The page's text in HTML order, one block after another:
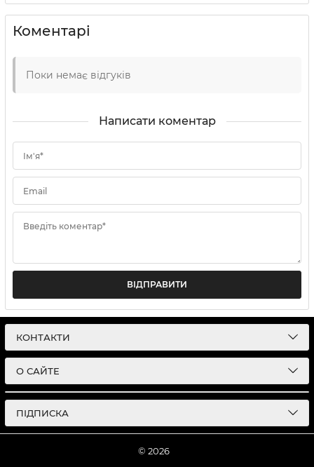
Коментарі
Поки немає відгуків
Написати коментар
Ім'я*
Email
Введіть коментар*
ВІДПРАВИТИ
КОНТАКТИ
О САЙТЕ
ПІДПИСКА
© 2026